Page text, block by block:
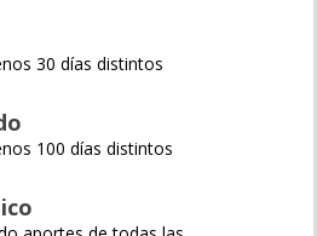
30 días distintos
100 días distintos